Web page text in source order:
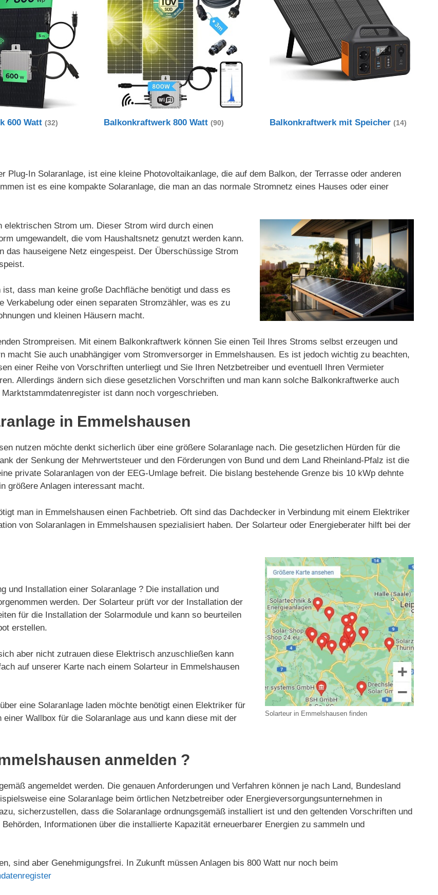
600 Watt(32) Balkonkraftwerk 800 Watt(90) Balkonkraftwerk mit Speicher(14)
Plug-In Solaranlage, ist eine kleine Photovoltaikanlage, die auf dem Balkon, der Terrasse oder anderen
ist es eine kompakte Solaranlage, die man an das normale Stromnetz eines Hauses oder einer
Strom um. Dieser Strom wird durch einen
umgewandelt, die vom Haushaltsnetz genutzt werden kann.
hauseigene Netz eingespeist. Der Überschüssige Strom
dass man keine große Dachfläche benötigt und dass es
oder einen separaten Stromzähler, was es zu
und kleinen Häusern macht.
Strompreisen. Mit einem Balkonkraftwerk können Sie einen Teil Ihres Stroms selbst erzeugen und
macht Sie auch unabhängiger vom Stromversorger in Emmelshausen. Es ist jedoch wichtig zu beachten,
einer Reihe von Vorschriften unterliegt und Sie Ihren Netzbetreiber und eventuell Ihren Vermieter
Allerdings ändern sich diese gesetzlichen Vorschriften und man kann solche Balkonkraftwerke auch
ist dann noch vorgeschrieben.
in Emmelshausen
nutzen möchte denkt sicherlich über eine größere Solaranlage nach. Die gesetzlichen Hürden für die
der Senkung der Mehrwertsteuer und den Förderungen von Bund und dem Land Rheinland-Pfalz ist die
private Solaranlagen von der EEG-Umlage befreit. Die bislang bestehende Grenze bis 10 kWp dehnte
größere Anlagen interessant macht.
man in Emmelshausen einen Fachbetrieb. Oft sind das Dachdecker in Verbindung mit einem Elektriker
von Solaranlagen in Emmelshausen spezialisiert haben. Der Solarteur oder Energieberater hilft bei der
Solarteur in Emmelshausen finden
und Installation einer Solaranlage ? Die installation und
werden. Der Solarteur prüft vor der Installation der
für die Installation der Solarmodule und kann so beurteilen
erstellen.
aber nicht zutrauen diese Elektrisch anzuschließen kann
auf unserer Karte nach einem Solarteur in Emmelshausen
eine Solaranlage laden möchte benötigt einen Elektriker für
Wallbox für die Solaranlage aus und kann diese mit der
anmelden ?
angemeldet werden. Die genauen Anforderungen und Verfahren können je nach Land, Bundesland
eine Solaranlage beim örtlichen Netzbetreiber oder Energieversorgungsunternehmen in
sicherzustellen, dass die Solaranlage ordnungsgemäß installiert ist und den geltenden Vorschriften und
Informationen über die installierte Kapazität erneuerbarer Energien zu sammeln und
sind aber Genehmigungsfrei. In Zukunft müssen Anlagen bis 800 Watt nur noch beim